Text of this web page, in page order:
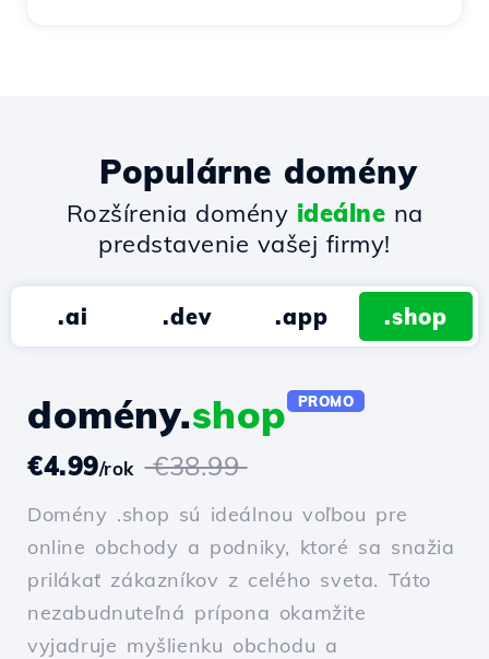
Populárne domény
Rozšírenia domény ideálne na
predstavenie vašej firmy!
.ai .dev .app .shop
domény.shop PROMO
€4.99/rok €38.99
Domény .shop sú ideálnou voľbou pre
online obchody a podniky, ktoré sa snažia
prilákať zákazníkov z celého sveta. Táto
nezabudnuteľná prípona okamžite
vyjadruje myšlienku obchodu a